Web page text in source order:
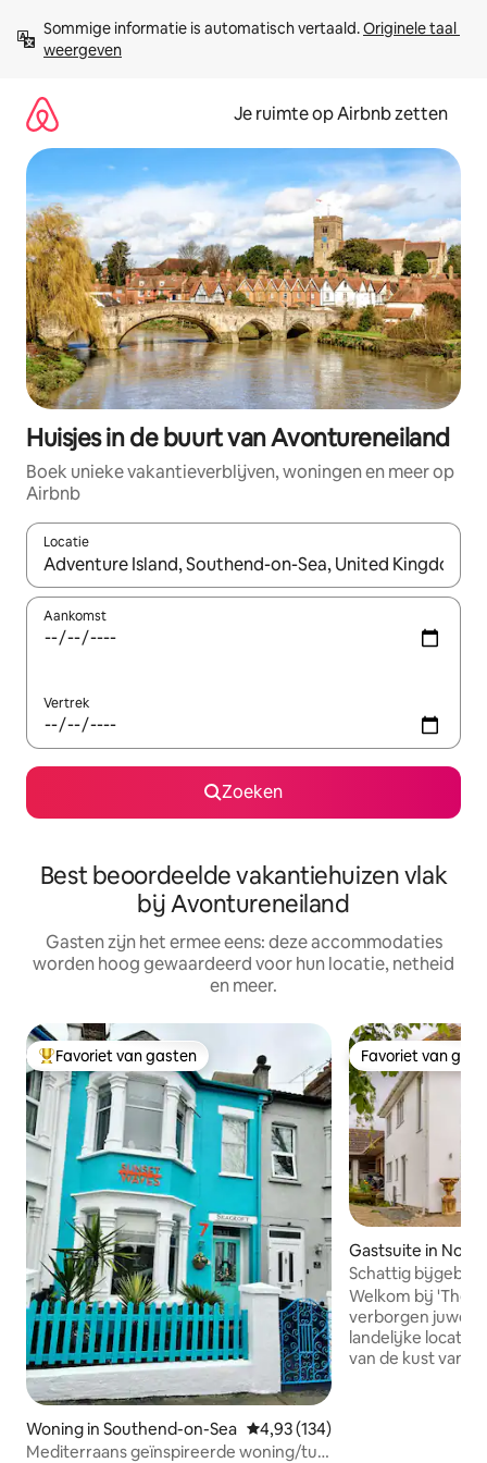
direct
naar
Sommige informatie is automatisch vertaald. Originele taal
weergeven
Je ruimte op Airbnb zetten
Huisjes in de buurt van Avontureneiland
Boek unieke vakantieverblijven, woningen en meer op
Airbnb
Locatie
Wanneer er suggesties beschikbaar zijn, maak je een keuze
Aankomst
Vertrek
Zoeken
Best beoordeelde vakantiehuizen vlak
bij Avontureneiland
Gasten zijn het ermee eens: deze accommodaties
worden hoog gewaardeerd voor hun locatie, netheid
en meer.
Topfavoriet van gasten
Favoriet van gasten
Woning in Southend-on-Sea Gemiddelde beoordeling van
4,93 (134)
Mediterraans geïnspireerde woning/tuin
Favoriet van
Favoriet van
Gastsuite in
Schattig
en bubbelbad
Welkom bij 'The
verborgen
landelijke locatie,
van de kust van